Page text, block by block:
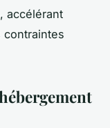
accélérant
contraintes